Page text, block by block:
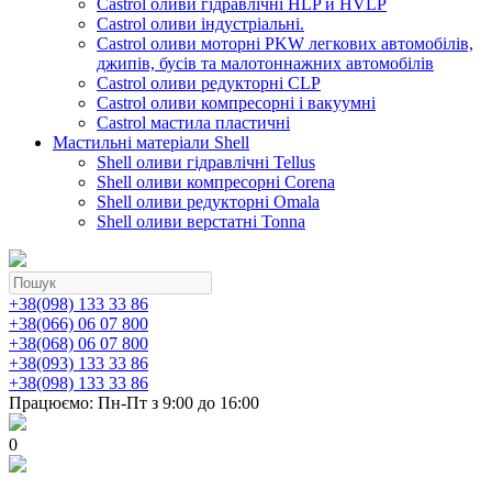
Castrol оливи гідравлічні HLP и HVLP
Castrol оливи індустріальні.
Castrol оливи моторні PKW легкових автомобілів,
джипів, бусів та малотоннажних автомобілів
Castrol оливи редукторні CLP
Castrol оливи компресорні і вакуумні
Castrol мастила пластичні
Мастильні матеріали Shell
Shell оливи гідравлічні Tellus
Shell оливи компресорні Corena
Shell оливи редукторні Omala
Shell оливи верстатні Tonna
+38(098) 133 33 86
+38(066) 06 07 800
+38(068) 06 07 800
+38(093) 133 33 86
+38(098) 133 33 86
Працюємо: Пн-Пт з 9:00 до 16:00
0